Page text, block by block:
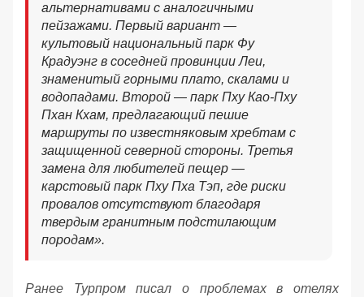
альтернативами с аналогичными
пейзажами. Первый вариант —
культовый национальный парк Фу
Крадуэнг в соседней провинции Леи,
знаменитый горными плато, скалами и
водопадами. Второй — парк Пху Као-Пху
Пхан Кхам, предлагающий пешие
маршруты по известняковым хребтам с
защищенной северной стороны. Третья
замена для любителей пещер —
карстовый парк Пху Пха Тэп, где риски
провалов отсутствуют благодаря
твердым гранитным подстилающим
породам».
Ранее Турпром писал о проблемах в отелях